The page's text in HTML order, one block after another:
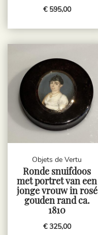
€ 595,00
Objets de Vertu
Ronde snuifdoos
met portret van een
jonge vrouw in rosé
gouden rand ca.
1810
€ 325,00